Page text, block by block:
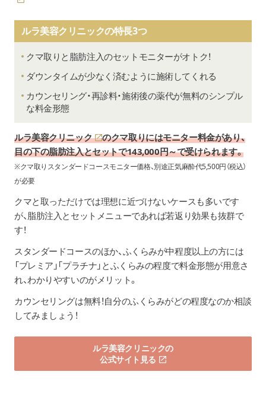
ルラ美容クリニックの特長3つ
クマ取りと脂肪注入のセットモニターがオトク！
ダウンタイムが少なく済むように施術してくれる
カウンセリング・再診料・施術後の薬代が無料のシンプル
な料金形態
ルラ美容クリニック
のクマ取りにはモニター料金があり、
目の下の脂肪注入とセットで143,000円～で受けられます。
※クマ取りスタンダードコースモニター価格、別途正気麻酔代5,500円（税込）
が必要
クマと取っただけでは理想に近づけないケースも多いです
が、脂肪注入とセットメニューであれば若返り効果も抜群で
す！
スタンダードコースのほか、ふくらみが中程度以上の方には
「プレミア」「プラチナ」とふくらみの程度で料金形態が用意さ
れ、わかりやすいのがメリット。
カウンセリングは無料！自分のふくらみがどの程度なのか相談
してみましょう！
ルラ美容クリニックの
公式サイト見る